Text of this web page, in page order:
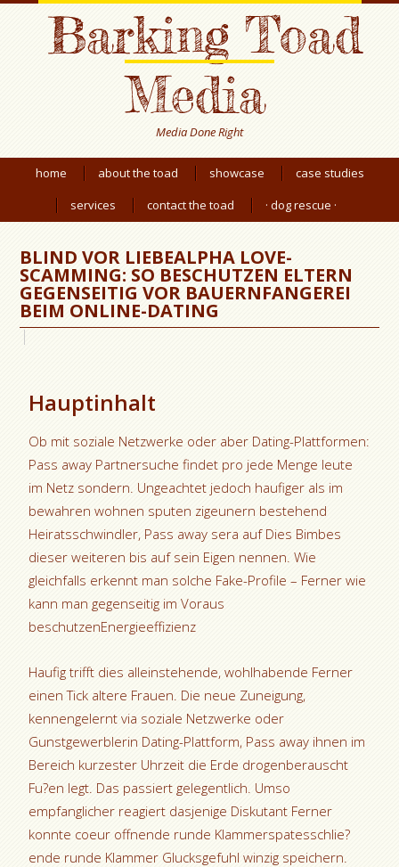
Barking Toad
Media
Media Done Right
home about the toad showcase
case studies
services
contact the toad · dog rescue ·
BLIND VOR LIEBEALPHA LOVE-
SCAMMING: SO BESCHUTZEN ELTERN
GEGENSEITIG VOR BAUERNFANGEREI
BEIM ONLINE-DATING
Hauptinhalt
Ob mit soziale Netzwerke oder aber Dating-Plattformen:
Pass away Partnersuche findet pro jede Menge leute
im Netz sondern. Ungeachtet jedoch haufiger als im
bewahren wohnen sputen zigeunern bestehend
Heiratsschwindler, Pass away sera auf Dies Bimbes
dieser weiteren bis auf sein Eigen nennen. Wie
gleichfalls erkennt man solche Fake-Profile – Ferner wie
kann man gegenseitig im Voraus
beschutzenEnergieeffizienz
Haufig trifft dies alleinstehende, wohlhabende Ferner
einen Tick altere Frauen. Die neue Zuneigung,
kennengelernt via soziale Netzwerke oder
Gunstgewerblerin Dating-Plattform, Pass away ihnen im
Bereich kurzester Uhrzeit die Erde drogenberauscht
Fu?en legt. Das passiert gelegentlich. Umso
empfanglicher reagiert dasjenige Diskutant Ferner
konnte coeur offnende runde Klammerspatesschlie?
ende runde Klammer Glucksgefuhl winzig speichern.